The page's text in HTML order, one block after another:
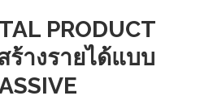
PRODUCT
ร้างรายได้แบบ